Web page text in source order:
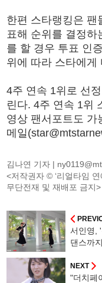
한편 스타랭킹은 팬
표해 순위를 결정하
를 할 경우 투표 인
위에 따라 스타에게
4주 연속 1위로 선
린다. 4주 연속 1위
영상 팬서포트도 가
메일
김나연 기자 |
<저작권자 © ‘리얼타임
무단전재 및 재배포 금지>
서인영,
댄스까지
NEXT
"더치페